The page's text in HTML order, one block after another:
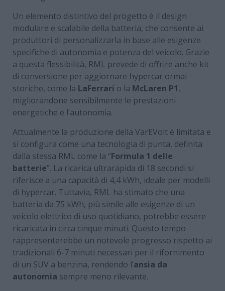
Un elemento distintivo del progetto è il design
modulare e scalabile della batteria, che consente ai
produttori di personalizzarla in base alle esigenze
specifiche di autonomia e potenza del veicolo. Grazie
a questa flessibilità, RML prevede di offrire anche kit
di conversione per aggiornare hypercar ormai
storiche, come la LaFerrari o la McLaren P1,
migliorandone sensibilmente le prestazioni
energetiche e l’autonomia.
Attualmente la produzione della VarEVolt è limitata e
si configura come una tecnologia di punta, definita
dalla stessa RML come la “Formula 1 delle
batterie”. La ricarica ultrarapida di 18 secondi si
riferisce a una capacità di 4,4 kWh, ideale per modelli
di hypercar. Tuttavia, RML ha stimato che una
batteria da 75 kWh, più simile alle esigenze di un
veicolo elettrico di uso quotidiano, potrebbe essere
ricaricata in circa cinque minuti. Questo tempo
rappresenterebbe un notevole progresso rispetto ai
tradizionali 6-7 minuti necessari per il rifornimento
di un SUV a benzina, rendendo l’ansia da
autonomia sempre meno rilevante.